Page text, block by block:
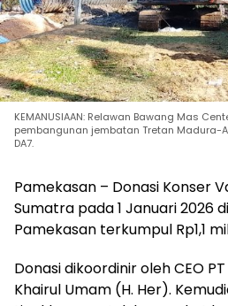
KEMANUSIAAN: Relawan Bawang Mas
pembangunan jembatan Tretan Madura-
DA7.
Pamekasan – Donasi Konser
Sumatra pada 1 Januari 2026
Pamekasan terkumpul Rp1,1
Donasi dikoordinir oleh CEO
Khairul Umam (H. Her).